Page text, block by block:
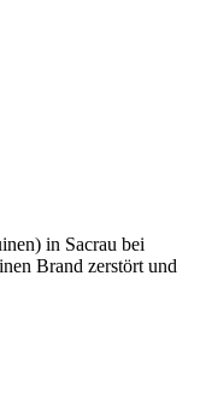
in Sacrau bei
Brand zerstört und